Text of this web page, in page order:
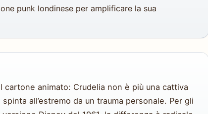
punk londinese per amplificare la sua
cartone animato: Crudelia non è più una cattiva
all’estremo da un trauma personale. Per gli